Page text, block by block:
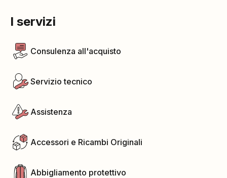
I servizi
Consulenza all'acquisto
Servizio tecnico
Assistenza
Accessori e Ricambi Originali
Abbigliamento protettivo